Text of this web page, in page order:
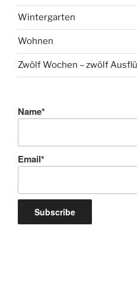
Wintergarten
Wohnen
Zwölf Wochen – zwölf
Name*
Email*